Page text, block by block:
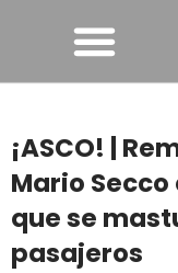
¡ASCO! |
Mario
que se
pasajeros